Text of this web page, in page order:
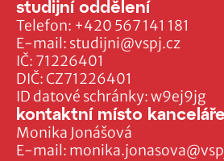
IČ: 71226401
DIČ: CZ71226401
ID datové schránky: w9ej9jg
studijní oddělení
Telefon: +420 567 141 181
E-mail: studijni@vspj.cz
kontaktní místo
Monika Jonášová
E-mail: